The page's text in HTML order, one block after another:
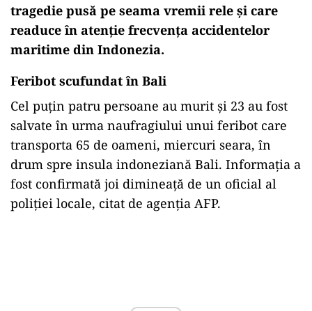
tragedie pusă pe seama vremii rele și care
readuce în atenție frecvența accidentelor
maritime din Indonezia.
Feribot scufundat în Bali
Cel puțin patru persoane au murit și 23 au fost
salvate în urma naufragiului unui feribot care
transporta 65 de oameni, miercuri seara, în
drum spre insula indoneziană Bali. Informația a
fost confirmată joi dimineață de un oficial al
poliției locale, citat de agenția AFP.